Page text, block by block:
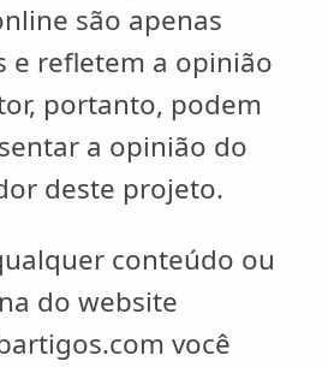
são apenas
e refletem a opinião
portanto, podem
a opinião do
deste projeto.
conteúdo ou
do website
você